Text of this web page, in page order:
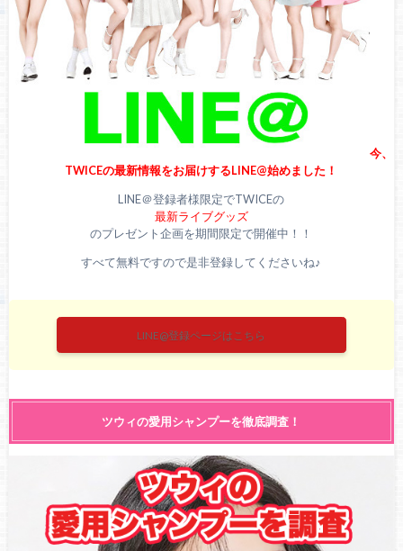
トアップ法とは？
今、
TWICEの最新情報をお届けするLINE@始めました！
LINE＠登録者様限定でTWICEの
最新ライブグッズ
のプレゼント企画を期間限定で開催中！！
すべて無料ですので是非登録してくださいね♪
LINE@登録ページはこちら
ツウィの愛用シャンプーを徹底調査！